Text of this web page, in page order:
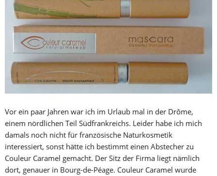
Vor ein paar Jahren war ich im Urlaub mal in der Drôme,
einem nördlichen Teil Südfrankreichs. Leider habe ich mich
damals noch nicht für französische Naturkosmetik
interessiert, sonst hätte ich bestimmt einen Abstecher zu
Couleur Caramel gemacht. Der Sitz der Firma liegt nämlich
dort, genauer in Bourg-de-Péage. Couleur Caramel wurde